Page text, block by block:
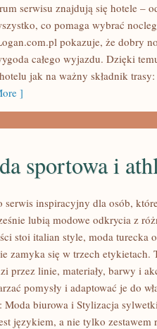
serwisu znajdują się hotele –
co pomaga wybrać
pokazuje, że dobry
całego wyjazdu. Dzięki
jak na ważny składnik
]
sportowa i
serwis inspiracyjny dla osób,
lubią modowe odkrycia z
stoi italian style, moda turecka
zamyka się w trzech
przez linie, materiały, barwy i
pomysły i adaptować je do
Moda biurowa i Stylizacja
językiem, a nie tylko